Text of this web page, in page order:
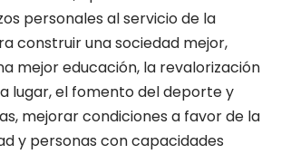
personales al servicio de la
construir una sociedad mejor,
mejor educación, la revalorización
lugar, el fomento del deporte y
mejorar condiciones a favor de la
y personas con capacidades